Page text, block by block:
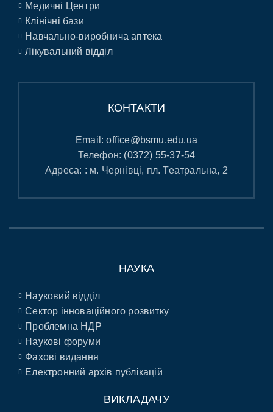
Медичні Центри
Клінічні бази
Навчально-виробнича аптека
Лікувальний відділ
КОНТАКТИ
Email:office@bsmu.edu.ua
Телефон: (0372) 55-37-54
Адреса: : м. Чернівці, пл. Театральна, 2
НАУКА
Науковий відділ
Сектор інноваційного розвитку
Проблемна НДР
Наукові форуми
Фахові видання
Електронний архів публікацій
ВИКЛАДАЧУ